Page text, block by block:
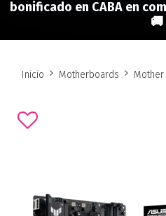
bonificado en CABA en
🚚
Inicio Motherboards Mother